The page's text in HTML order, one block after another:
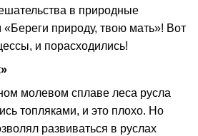
в природные
«Береги природу, твою мать»! Вот
и порасходились!
молевом сплаве леса русла
топляками, и это плохо. Но
развиваться в руслах